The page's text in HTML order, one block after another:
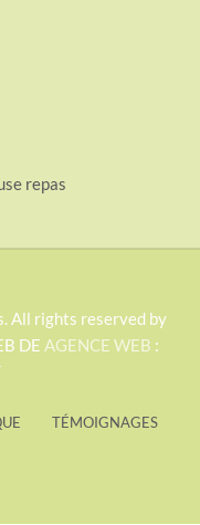
repas
All rights reserved by
DE AGENCE WEB :
TÉMOIGNAGES